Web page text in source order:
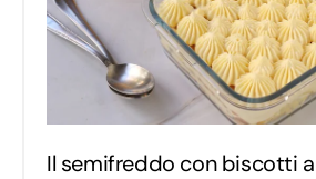
Il semifreddo con biscotti